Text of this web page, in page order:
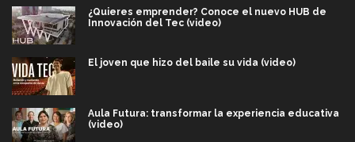
¿Quieres emprender? Conoce el nuevo HUB de
Innovación del Tec (video)
El joven que hizo del baile su vida (video)
Aula Futura: transformar la experiencia educativa
(video)